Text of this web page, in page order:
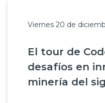
Viernes 20 de
El tour de
desafíos en
minería del